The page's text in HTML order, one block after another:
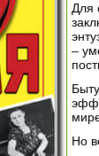
Для
–
Но